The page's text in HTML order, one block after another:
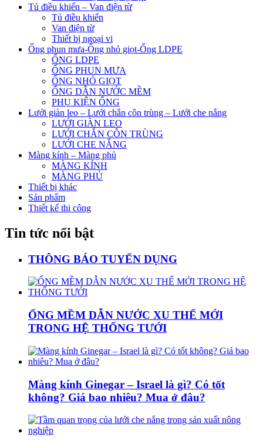
Tủ điều khiển – Van điện từ
Tủ điều khiển
Van điện từ
Thiết bị ngoại vi
Ống phun mưa-Ống nhỏ giọt-Ống LDPE
ỐNG LDPE
ỐNG PHUN MƯA
ỐNG NHỎ GIỌT
ỐNG DẪN NƯỚC MỀM
PHỤ KIỆN ỐNG
Lưới giàn leo – Lưới chắn côn trùng – Lưới che nắng
LƯỚI GIÀN LEO
LƯỚI CHẮN CÔN TRÙNG
LƯỚI CHE NẮNG
Màng kính – Màng phủ
MÀNG KÍNH
MÀNG PHỦ
Thiết bị khác
Sản phẩm
Thiết kế thi công
Tin tức nổi bật
THÔNG BÁO TUYỂN DỤNG
ỐNG MỀM DẪN NƯỚC XU THẾ MỚI
TRONG HỆ THỐNG TƯỚI
Màng kính Ginegar – Israel là gì? Có tốt
không? Giá bao nhiêu? Mua ở đâu?